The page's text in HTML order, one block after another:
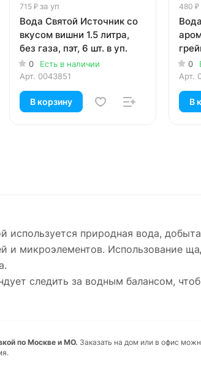
715 ₽ за уп
Вода Святой Источник со
вкусом вишни 1.5 литра,
без газа, пэт, 6 шт. в уп.
0
Есть в наличии
Арт. 0043851
В корзину
480 ₽
пэт,
0
Арт.
В
природная вода,
и микроэлементов. Использование
следить за водным балансом,
по Москве и МО. Заказать на дом или в офис